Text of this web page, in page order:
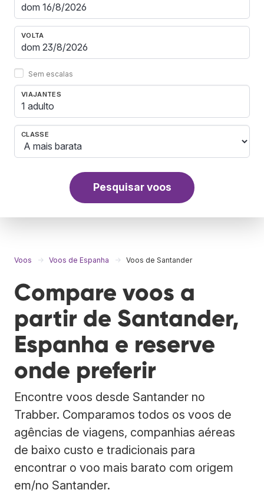
VOLTA
Sem escalas
VIAJANTES
1 adulto
CLASSE
Pesquisar voos
Voos Voos de Espanha Voos de Santander
Compare voos a
partir de Santander,
Espanha e reserve
onde preferir
Encontre voos desde Santander no
Trabber. Comparamos todos os voos de
agências de viagens, companhias aéreas
de baixo custo e tradicionais para
encontrar o voo mais barato com origem
em/no Santander.